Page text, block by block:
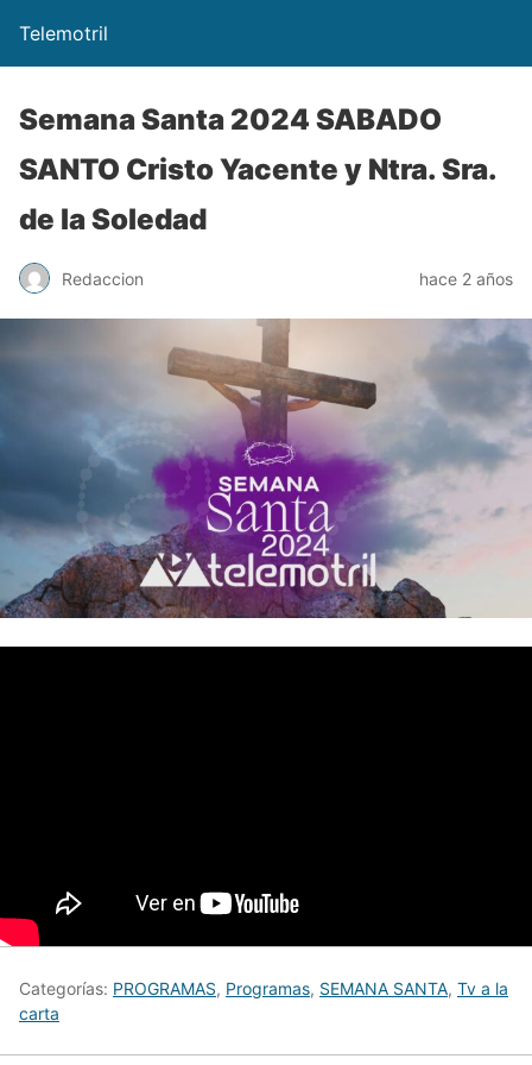
Telemotril
Semana Santa 2024 SABADO
SANTO Cristo Yacente y Ntra. Sra.
de la Soledad
Redaccion hace 2 años
Categorías: PROGRAMAS, Programas, SEMANA SANTA, Tv a la
carta